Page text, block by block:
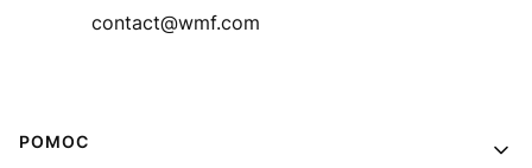
contact@wmf.com
Linki w stopce
POMOC